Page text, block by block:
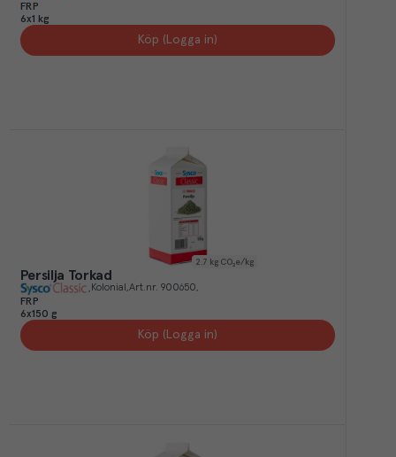
FRP
6x1 kg
Köp (Logga in)
2.7 kg CO₂e/kg
Persilja Torkad
Kolonial Art.nr. 900650
FRP
6x150 g
Köp (Logga in)